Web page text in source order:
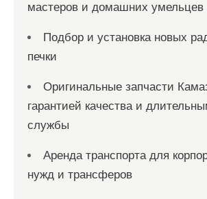
мастеров и домашних умельцев
Подбор и установка новых
печки
Оригинальные запчасти
гарантией качества и
службы
Аренда транспорта для
нужд и трансферов